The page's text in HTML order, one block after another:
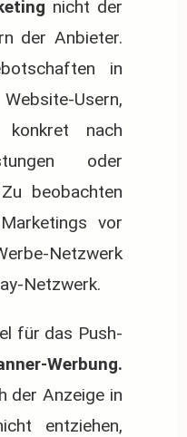
nicht der
der Anbieter.
in
Usern,
nach
oder
beobachten
vor
Netzwerk
Netzwerk.
für das Push-
Werbung.
der Anzeige in
entziehen,